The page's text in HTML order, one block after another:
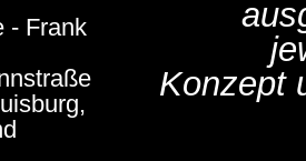
- Frank
Konzept